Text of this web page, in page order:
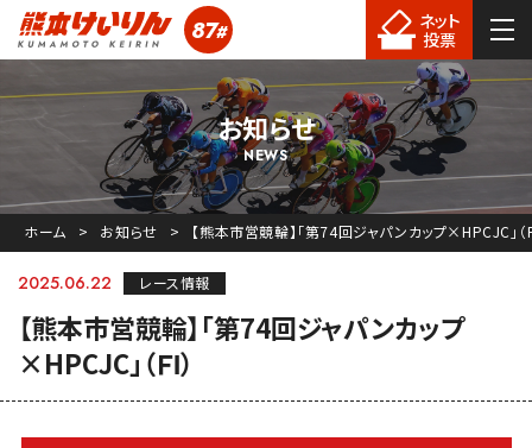
熊本競輪 87#
ネット
投票
お知らせ
NEWS
ホーム お知らせ 【熊本市営競輪】「第74回ジャパンカップ×HPCJC」（Ｆ
2025.06.22 レース情報
【熊本市営競輪】「第74回ジャパンカップ
×HPCJC」（ＦⅠ）